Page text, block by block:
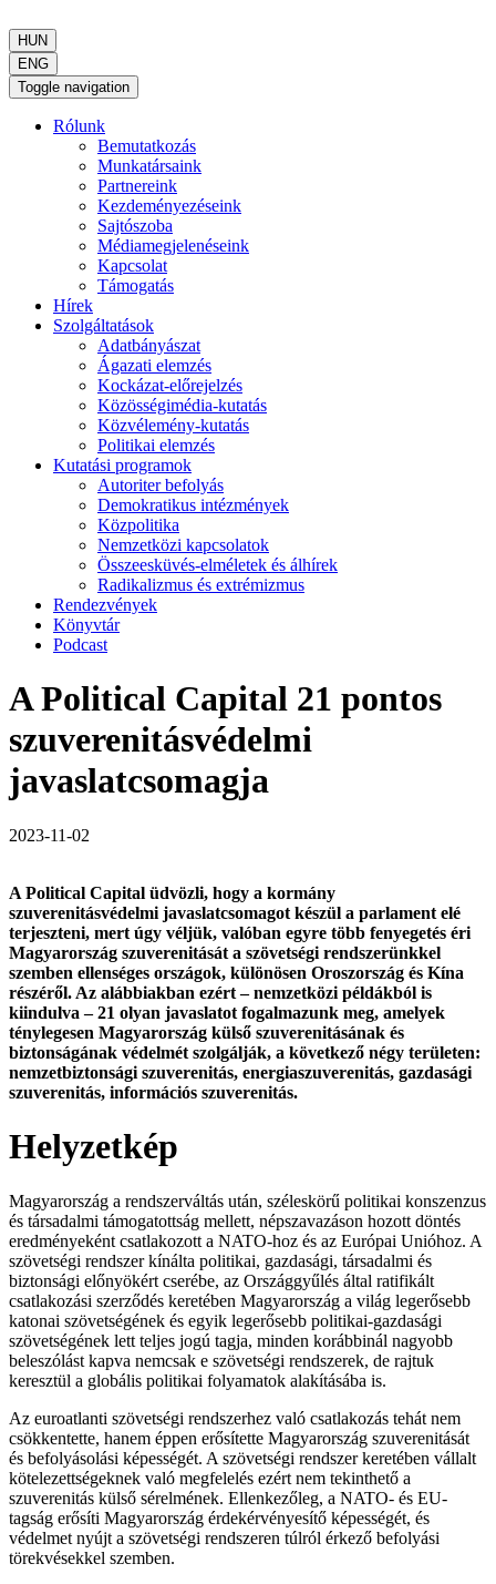
HUN
ENG
Toggle navigation
Rólunk
Bemutatkozás
Munkatársaink
Partnereink
Kezdeményezéseink
Sajtószoba
Médiamegjelenéseink
Kapcsolat
Támogatás
Hírek
Szolgáltatások
Adatbányászat
Ágazati elemzés
Kockázat-előrejelzés
Közösségimédia-kutatás
Közvélemény-kutatás
Politikai elemzés
Kutatási programok
Autoriter befolyás
Demokratikus intézmények
Közpolitika
Nemzetközi kapcsolatok
Összeesküvés-elméletek és álhírek
Radikalizmus és extrémizmus
Rendezvények
Könyvtár
Podcast
A Political Capital 21 pontos
szuverenitásvédelmi
javaslatcsomagja
2023-11-02
A Political Capital üdvözli, hogy a kormány
szuverenitásvédelmi javaslatcsomagot készül a parlament elé
terjeszteni, mert úgy véljük, valóban egyre több fenyegetés éri
Magyarország szuverenitását a szövetségi rendszerünkkel
szemben ellenséges országok, különösen Oroszország és Kína
részéről. Az alábbiakban ezért – nemzetközi példákból is
kiindulva – 21 olyan javaslatot fogalmazunk meg, amelyek
ténylegesen Magyarország külső szuverenitásának és
biztonságának védelmét szolgálják, a következő négy területen:
nemzetbiztonsági szuverenitás, energiaszuverenitás, gazdasági
szuverenitás, információs szuverenitás.
Helyzetkép
Magyarország a rendszerváltás után, széleskörű politikai konszenzus
és társadalmi támogatottság mellett, népszavazáson hozott döntés
eredményeként csatlakozott a NATO-hoz és az Európai Unióhoz. A
szövetségi rendszer kínálta politikai, gazdasági, társadalmi és
biztonsági előnyökért cserébe, az Országgyűlés által ratifikált
csatlakozási szerződés keretében Magyarország a világ legerősebb
katonai szövetségének és egyik legerősebb politikai-gazdasági
szövetségének lett teljes jogú tagja, minden korábbinál nagyobb
beleszólást kapva nemcsak e szövetségi rendszerek, de rajtuk
keresztül a globális politikai folyamatok alakításába is.
Az euroatlanti szövetségi rendszerhez való csatlakozás tehát nem
csökkentette, hanem éppen erősítette Magyarország szuverenitását
és befolyásolási képességét. A szövetségi rendszer keretében vállalt
kötelezettségeknek való megfelelés ezért nem tekinthető a
szuverenitás külső sérelmének. Ellenkezőleg, a NATO- és EU-
tagság erősíti Magyarország érdekérvényesítő képességét, és
védelmet nyújt a szövetségi rendszeren túlról érkező befolyási
törekvésekkel szemben.